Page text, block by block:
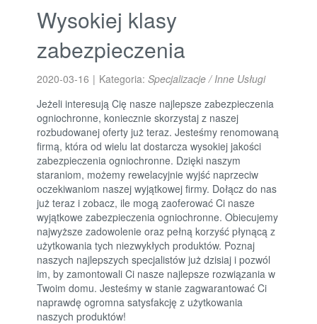
Wysokiej klasy
zabezpieczenia
2020-03-16 | Kategoria:Specjalizacje / Inne Usługi
Jeżeli interesują Cię nasze najlepsze zabezpieczenia
ogniochronne, koniecznie skorzystaj z naszej
rozbudowanej oferty już teraz. Jesteśmy renomowaną
firmą, która od wielu lat dostarcza wysokiej jakości
zabezpieczenia ogniochronne. Dzięki naszym
staraniom, możemy rewelacyjnie wyjść naprzeciw
oczekiwaniom naszej wyjątkowej firmy. Dołącz do nas
już teraz i zobacz, ile mogą zaoferować Ci nasze
wyjątkowe zabezpieczenia ogniochronne. Obiecujemy
najwyższe zadowolenie oraz pełną korzyść płynącą z
użytkowania tych niezwykłych produktów. Poznaj
naszych najlepszych specjalistów już dzisiaj i pozwól
im, by zamontowali Ci nasze najlepsze rozwiązania w
Twoim domu. Jesteśmy w stanie zagwarantować Ci
naprawdę ogromna satysfakcję z użytkowania
naszych produktów!